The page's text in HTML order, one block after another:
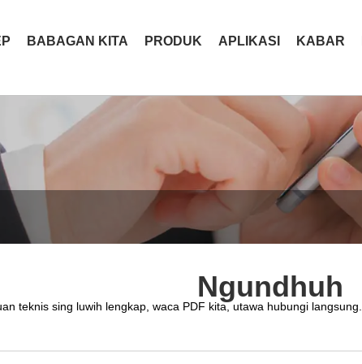
BABAGAN KITA PRODUK APLIKASI KABAR
Ngundhuh
teknis sing luwih lengkap, waca PDF kita, utawa hubungi langsung.